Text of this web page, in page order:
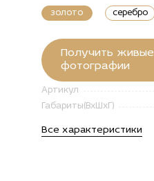
золото серебро
Получить живые
фотографии
Артикул
Габариты(ВxШxГ)
Все характеристики